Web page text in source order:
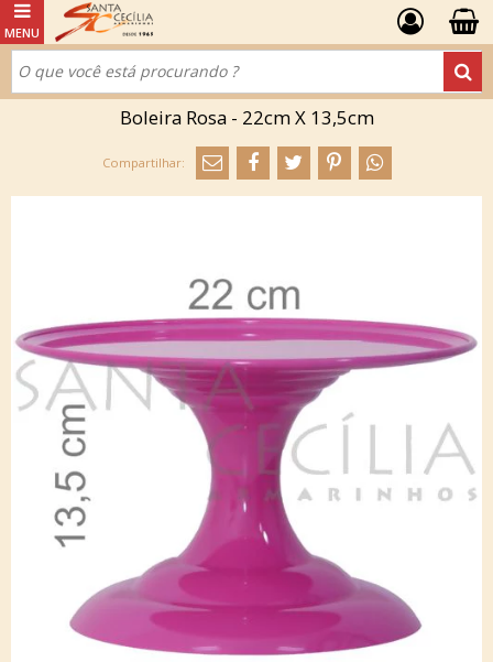
Boleira Rosa - 22cm X 13,5cm